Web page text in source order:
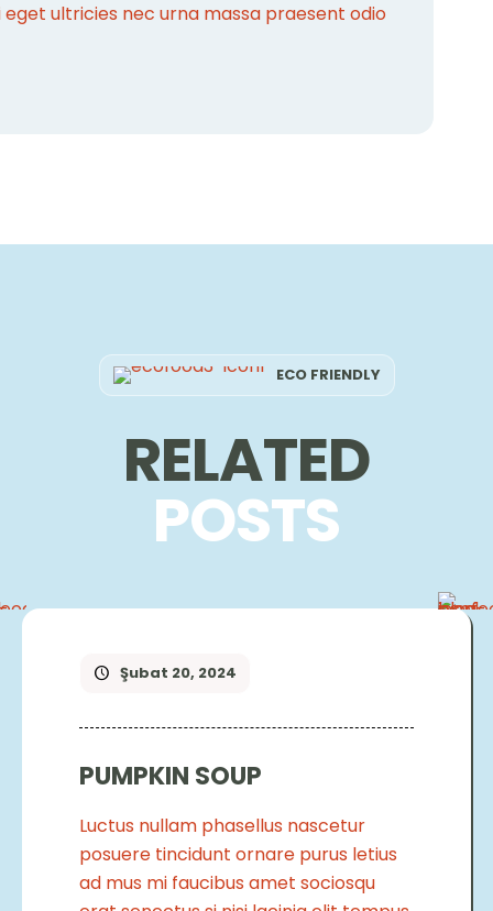
ultricies nec urna massa praesent odio
ECO FRIENDLY
RELATED
POSTS
Şubat 20, 2024
PUMPKIN SOUP
Luctus nullam phasellus nascetur
posuere tincidunt ornare purus letius
ad mus mi faucibus amet sociosqu